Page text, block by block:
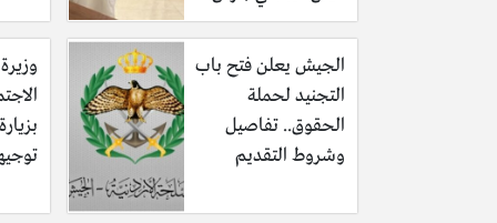
الجيش يعلن فتح باب
التجنيد لحملة
الحقوق.. تفاصيل
وشروط التقديم